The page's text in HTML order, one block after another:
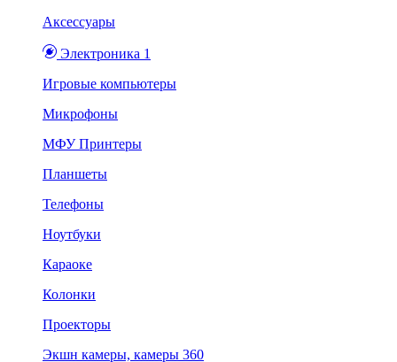
Аксессуары
Электроника 1
Игровые компьютеры
Микрофоны
МФУ Принтеры
Планшеты
Телефоны
Ноутбуки
Караоке
Колонки
Проекторы
Экшн камеры, камеры 360